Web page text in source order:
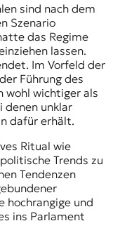
Szenario
das Regime
lassen.
Im Vorfeld der
Führung des
wohl wichtiger als
denen unklar
dafür erhält.
Ritual wie
Trends zu
Tendenzen
hochrangige und
ins Parlament